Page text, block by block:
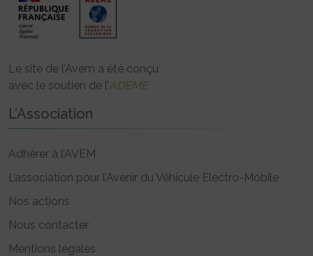
Le site de l’Avem a été conçu
avec le soutien de l’ADEME
L’Association
Adhérer à l’AVEM
L’association pour l’Avenir du Véhicule Electro-Mobile
Nos actions
Nous contacter
Mentions légales